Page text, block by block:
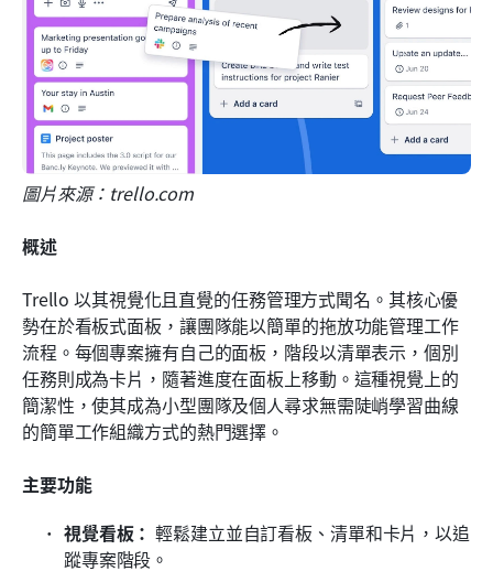
圖片來源：trello.com
概述
Trello 以其視覺化且直覺的任務管理方式聞名。其核心優
勢在於看板式面板，讓團隊能以簡單的拖放功能管理工作
流程。每個專案擁有自己的面板，階段以清單表示，個別
任務則成為卡片，隨著進度在面板上移動。這種視覺上的
簡潔性，使其成為小型團隊及個人尋求無需陡峭學習曲線
的簡單工作組織方式的熱門選擇。
主要功能
視覺看板： 輕鬆建立並自訂看板、清單和卡片，以追
蹤專案階段。